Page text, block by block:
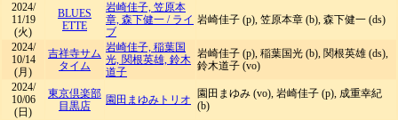
2024/
11/19
(火)
BLUES
ETTE
岩崎佳子, 笠原本
章, 森下健一 / ライ
ブ
岩崎佳子 (p), 笠原本章 (b), 森下健一 (ds)
2024/
10/14
(月)
吉祥寺サム
タイム
岩崎佳子, 稲葉国
光, 関根英雄, 鈴木
道子
岩崎佳子 (p), 稲葉国光 (b), 関根英雄 (ds),
鈴木道子 (vo)
2024/
10/06
(日)
東京倶楽部
目黒店
園田まゆみトリオ
園田まゆみ (vo), 岩崎佳子 (p), 成重幸紀
(b)